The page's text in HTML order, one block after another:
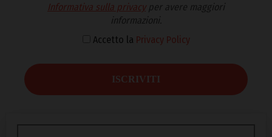
Informativa sulla privacyper avere maggiori
informazioni.
Accetto la Privacy Policy